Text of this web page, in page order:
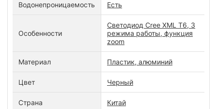
Водонепроницаемость Есть
Особенности
Светодиод Cree XML T6, 3
режима работы, функция
zoom
Материал Пластик, алюминий
Цвет Черный
Страна Китай